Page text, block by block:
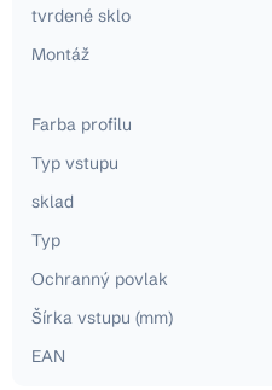
tvrdené sklo
Montáž
Farba profilu
Typ vstupu
sklad
Typ
Ochranný povlak
Šírka vstupu (mm)
EAN